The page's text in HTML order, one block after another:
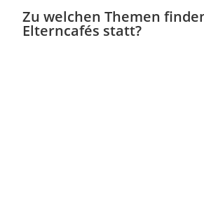
Zu welchen Themen
Elterncafés statt?